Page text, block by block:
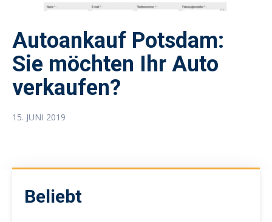
Autoankauf Potsdam:
Sie möchten Ihr Auto
verkaufen?
15. JUNI 2019
Beliebt